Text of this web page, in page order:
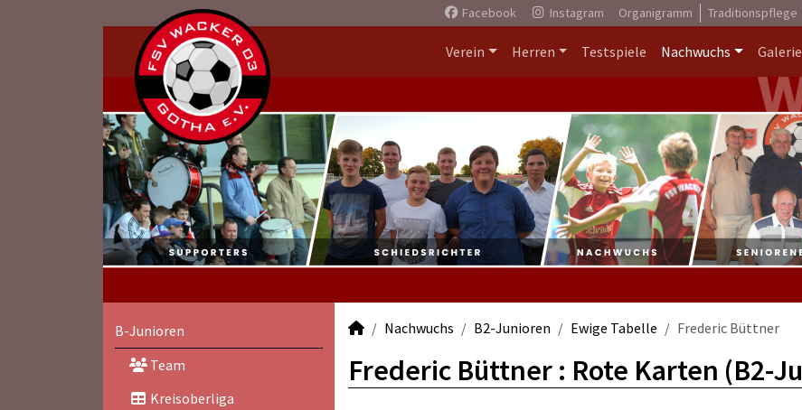
Facebook Instagram Organigramm Traditionspflege
Verein Herren Testspiele Nachwuchs Galerie
B-Junioren
Team
Kreisoberliga
Nachwuchs B2-Junioren Ewige Tabelle Frederic Büttner
Frederic Büttner : Rote Karten (B2-